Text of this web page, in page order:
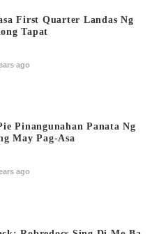
First Quarter Landas Ng
Tapat
ago
Pinangunahan Panata Ng
May Pag-Asa
ago